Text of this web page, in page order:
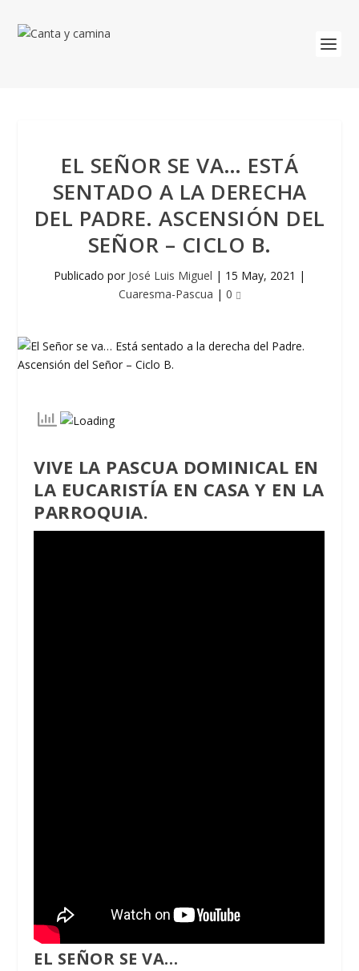
EL SEÑOR SE VA… ESTÁ
SENTADO A LA DERECHA
DEL PADRE. ASCENSIÓN DEL
SEÑOR – CICLO B.
Publicado por José Luis Miguel | 15 May, 2021 |
Cuaresma-Pascua | 0
VIVE LA PASCUA DOMINICAL EN
LA EUCARISTÍA EN CASA Y EN LA
PARROQUIA.
EL SEÑOR SE VA…